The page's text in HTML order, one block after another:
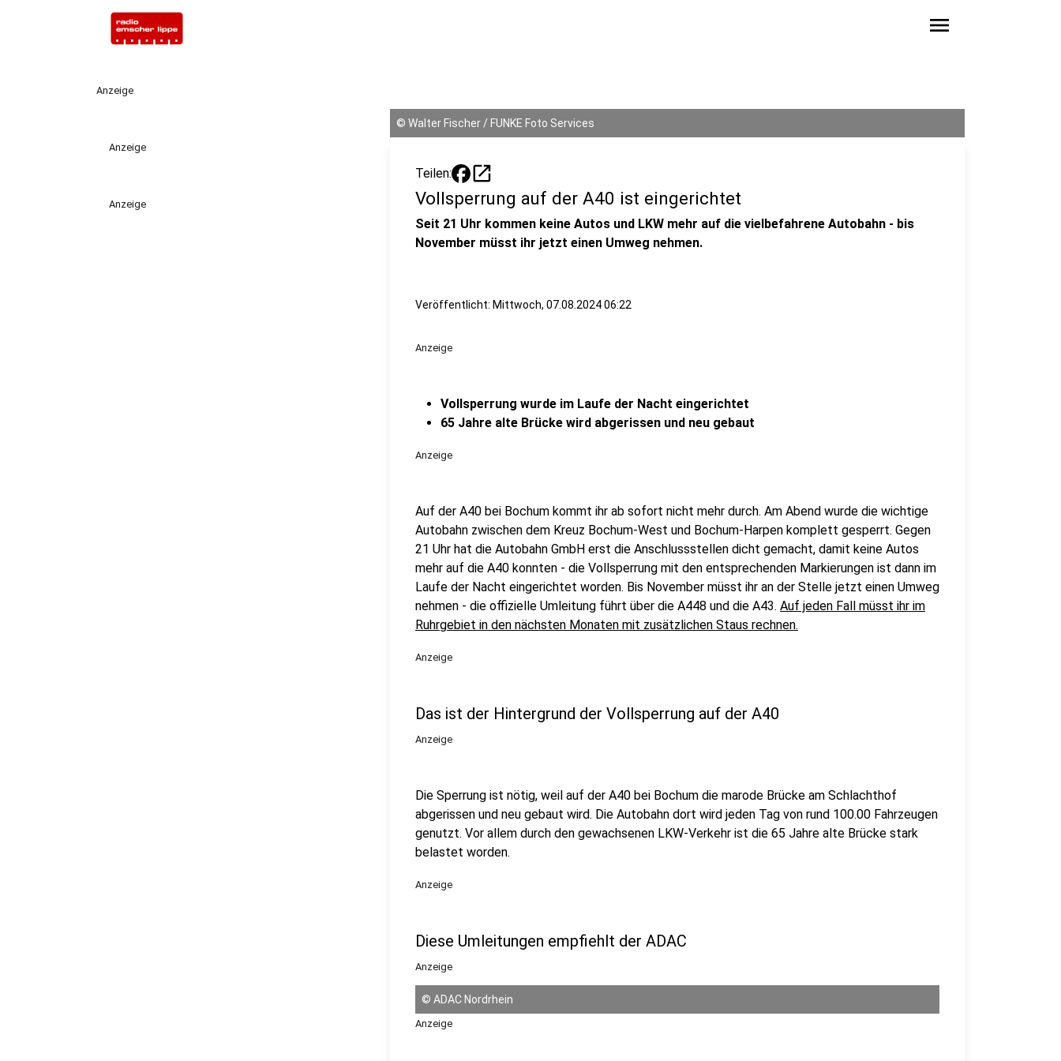
menu
Anzeige
Anzeige
Anzeige
© Walter Fischer / FUNKE Foto Services
Teilen: open_in_new
Vollsperrung auf der A40 ist eingerichtet
Seit 21 Uhr kommen keine Autos und LKW mehr auf die vielbefahrene Autobahn - bis
November müsst ihr jetzt einen Umweg nehmen.
Veröffentlicht: Mittwoch, 07.08.2024 06:22
Anzeige
Vollsperrung wurde im Laufe der Nacht eingerichtet
65 Jahre alte Brücke wird abgerissen und neu gebaut
Anzeige
Auf der A40 bei Bochum kommt ihr ab sofort nicht mehr durch. Am Abend wurde die wichtige
Autobahn zwischen dem Kreuz Bochum-West und Bochum-Harpen komplett gesperrt. Gegen
21 Uhr hat die Autobahn GmbH erst die Anschlussstellen dicht gemacht, damit keine Autos
mehr auf die A40 konnten - die Vollsperrung mit den entsprechenden Markierungen ist dann im
Laufe der Nacht eingerichtet worden. Bis November müsst ihr an der Stelle jetzt einen Umweg
nehmen - die offizielle Umleitung führt über die A448 und die A43. Auf jeden Fall müsst ihr im
Ruhrgebiet in den nächsten Monaten mit zusätzlichen Staus rechnen.
Anzeige
Das ist der Hintergrund der Vollsperrung auf der A40
Anzeige
Die Sperrung ist nötig, weil auf der A40 bei Bochum die marode Brücke am Schlachthof
abgerissen und neu gebaut wird. Die Autobahn dort wird jeden Tag von rund 100.00 Fahrzeugen
genutzt. Vor allem durch den gewachsenen LKW-Verkehr ist die 65 Jahre alte Brücke stark
belastet worden.
Anzeige
Diese Umleitungen empfiehlt der ADAC
Anzeige
© ADAC Nordrhein
Anzeige